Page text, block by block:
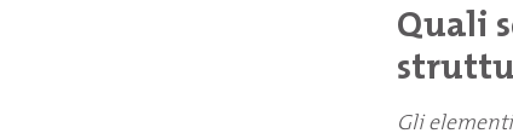
Quali
Gli